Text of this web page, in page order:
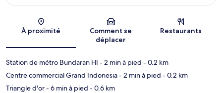
Carte
À proximité
Comment se
déplacer
Restaurants
Station de métro Bundaran HI - 2 min à pied - 0.2 km
Centre commercial Grand Indonesia- 2 min à pied - 0.2 km
Triangle d'or- 6 min à pied - 0.6 km